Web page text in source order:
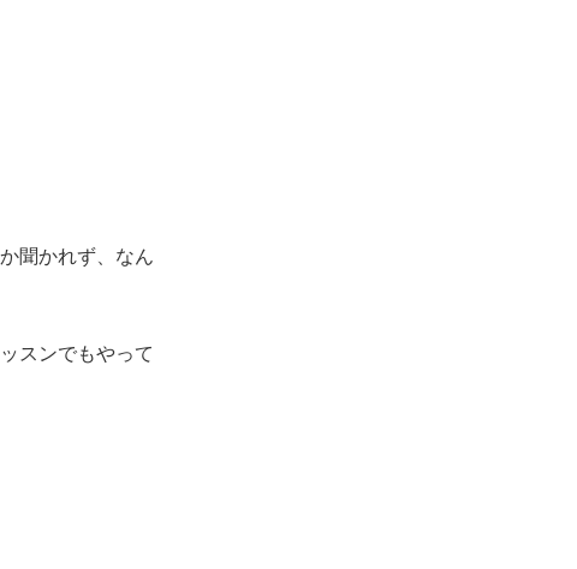
だき、励まして
て、やっとすれ
躇していまし
聞かれず、なん
スンでもやって
中先生が「英検1
てくれたことが